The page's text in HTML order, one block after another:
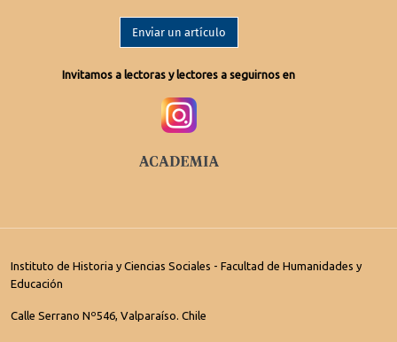
Enviar un artículo
Invitamos a lectoras y lectores a seguirnos en
Instituto de Historia y Ciencias Sociales - Facultad de Humanidades y
Educación
Calle Serrano Nº546, Valparaíso. Chile